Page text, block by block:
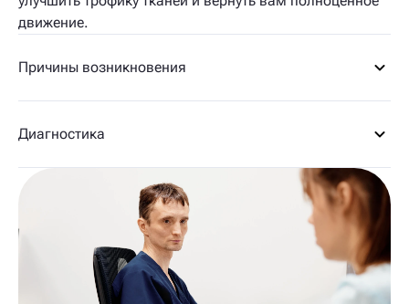
движение.
Причины возникновения
Диагностика